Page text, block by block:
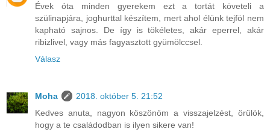
Évek óta minden gyerekem ezt a tortát követeli a
szülinapjára, joghurttal készítem, mert ahol élünk tejföl nem
kapható sajnos. De így is tökéletes, akár eperrel, akár
ribizlivel, vagy más fagyasztott gyümölccsel.
Válasz
Moha
2018. október 5. 21:52
Kedves anuta, nagyon köszönöm a visszajelzést, örülök,
hogy a te családodban is ilyen sikere van!